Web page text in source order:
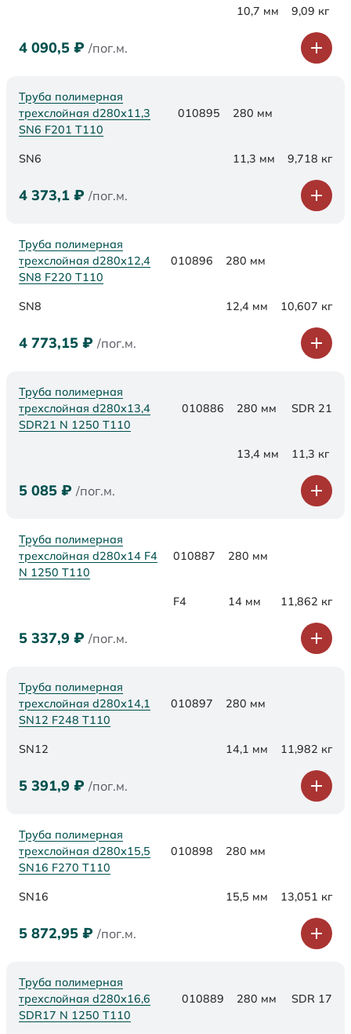
10,7 мм 9,09 кг
4 090,5 ₽ /пог.м.
Труба полимерная
трехслойная d280х11,3
SN6 F201 Т110
010895 280 мм
SN6 11,3 мм 9,718 кг
4 373,1 ₽ /пог.м.
Труба полимерная
трехслойная d280х12,4
SN8 F220 Т110
010896 280 мм
SN8 12,4 мм 10,607 кг
4 773,15 ₽ /пог.м.
Труба полимерная
трехслойная d280x13,4
SDR21 N 1250 Т110
010886 280 мм SDR 21
13,4 мм 11,3 кг
5 085 ₽ /пог.м.
Труба полимерная
трехслойная d280x14 F4
N 1250 Т110
010887 280 мм
F4 14 мм 11,862 кг
5 337,9 ₽ /пог.м.
Труба полимерная
трехслойная d280х14,1
SN12 F248 Т110
010897 280 мм
SN12 14,1 мм 11,982 кг
5 391,9 ₽ /пог.м.
Труба полимерная
трехслойная d280х15,5
SN16 F270 Т110
010898 280 мм
SN16 15,5 мм 13,051 кг
5 872,95 ₽ /пог.м.
Труба полимерная
трехслойная d280x16,6
SDR17 N 1250 Т110
010889 280 мм SDR 17